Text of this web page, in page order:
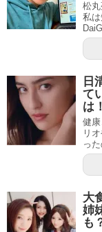
松
私
日
て
は
健
リ
っ
大
姉
も